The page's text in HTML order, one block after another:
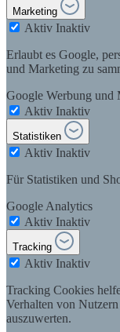
Marketing
Aktiv Inaktiv
Erlaubt es Google,
und Marketing zu
Google Werbung und
Aktiv Inaktiv
Statistiken
Aktiv Inaktiv
Für Statistiken und
Google Analytics
Aktiv Inaktiv
Tracking
Aktiv Inaktiv
Tracking Cookies
Verhalten von
auszuwerten.